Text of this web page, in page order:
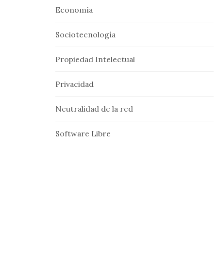
Economía
Sociotecnología
Propiedad Intelectual
Privacidad
Neutralidad de la red
Software Libre